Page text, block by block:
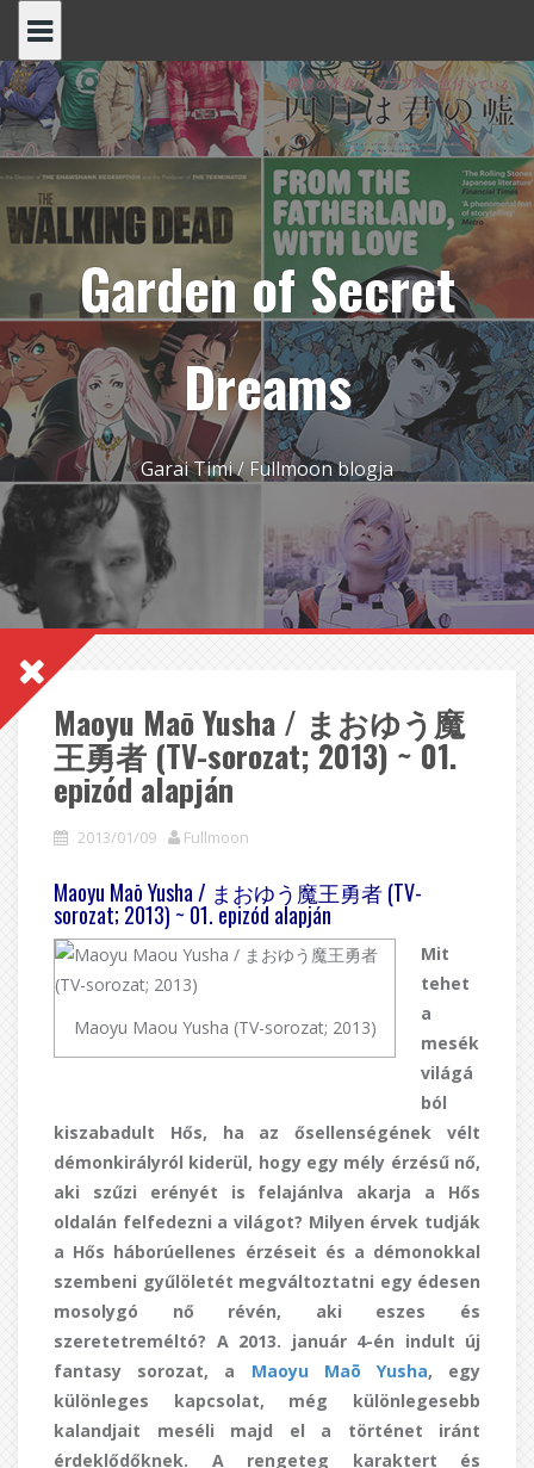
content
Garden of Secret
Dreams
Garai Timi / Fullmoon blogja
Maoyu Maō Yusha / まおゆう魔
王勇者 (TV-sorozat; 2013) ~ 01.
epizód alapján
2013/01/09 Fullmoon
Maoyu Maō Yusha / まおゆう魔王勇者 (TV-
sorozat; 2013) ~ 01. epizód alapján
Maoyu Maou Yusha (TV-sorozat; 2013)
Mit
tehet
a
mesék
világá
ból
kiszabadult Hős, ha az ősellenségének vélt
démonkirályról kiderül, hogy egy mély érzésű nő,
aki szűzi erényét is felajánlva akarja a Hős
oldalán felfedezni a világot? Milyen érvek tudják
a Hős háborúellenes érzéseit és a démonokkal
szembeni gyűlöletét megváltoztatni egy édesen
mosolygó nő révén, aki eszes és
szeretetreméltó? A 2013. január 4-én indult új
fantasy sorozat, a Maoyu Maō Yusha, egy
különleges kapcsolat, még különlegesebb
kalandjait meséli majd el a történet iránt
érdeklődőknek. A rengeteg karaktert és